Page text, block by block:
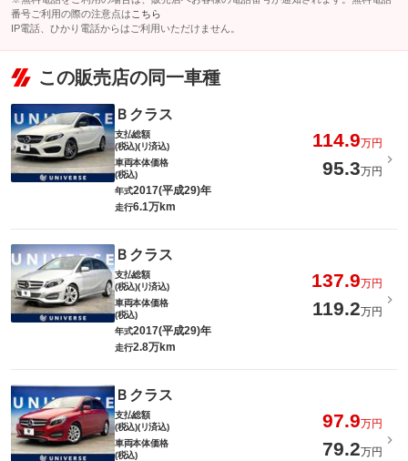
番号ご利用の際の注意点は こちら
IP電話、ひかり電話からはご利用いただけません。
この販売店の同一車種
Ｂクラス
支払総額
(税込)(リ済込)
114.9万円
車両本体価格
(税込)
95.3万円
年式2017(平成29)年
走行6.1万km
Ｂクラス
支払総額
(税込)(リ済込)
137.9万円
車両本体価格
(税込)
119.2万円
年式2017(平成29)年
走行2.8万km
Ｂクラス
支払総額
(税込)(リ済込)
97.9万円
車両本体価格
(税込)
79.2万円